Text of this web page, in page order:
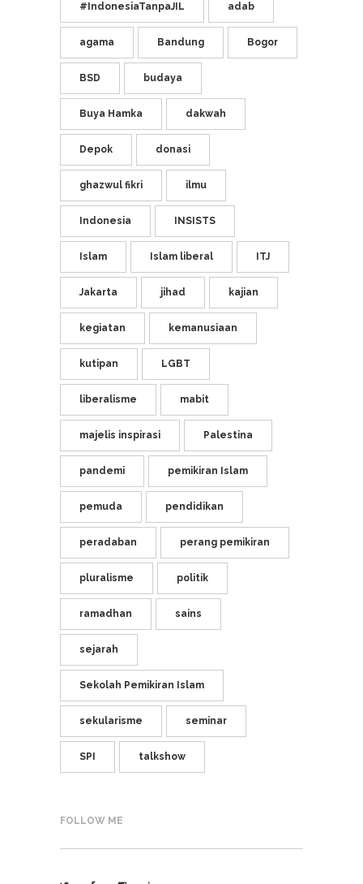
#IndonesiaTanpaJIL adab
agama Bandung Bogor
BSD budaya
Buya Hamka dakwah
Depok donasi
ghazwul fikri ilmu
Indonesia INSISTS
Islam Islam liberal ITJ
Jakarta jihad kajian
kegiatan kemanusiaan
kutipan LGBT
liberalisme mabit
majelis inspirasi Palestina
pandemi pemikiran Islam
pemuda pendidikan
peradaban perang pemikiran
pluralisme politik
ramadhan sains
sejarah
Sekolah Pemikiran Islam
sekularisme seminar
SPI talkshow
FOLLOW ME